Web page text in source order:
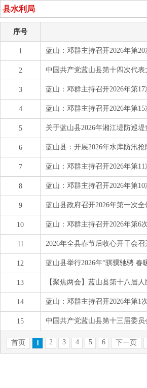
县水利局
序号
1 蓝山：邓群主持召开2026年第
2 中国共产党蓝山县第十四次代
3 蓝山：邓群主持召开2026年第
4 蓝山：邓群主持召开2026年第
5 关于蓝山县2026年湘江堤防巡
6 蓝山县：开展2026年水库防汛
7 蓝山：邓群主持召开2026年第
8 蓝山：邓群主持召开2026年第
9 蓝山县政府召开2026年第一次
10 蓝山：邓群主持召开2026年第6
11 2026年全县春节后收心开干会召
12 蓝山县举行2026年“骐骥驰骋 春
13 【聚焦两会】蓝山县第十八届
14 蓝山：邓群主持召开2026年第1
15 中国共产党蓝山县第十三届委
首页 1 2 3 4 5 6 下一页